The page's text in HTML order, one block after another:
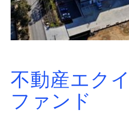
不動産エク
ファンド